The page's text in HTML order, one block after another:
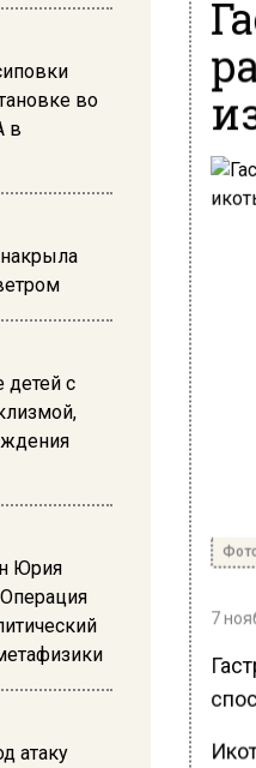
во
в
детей с
Юрия
атаку
7